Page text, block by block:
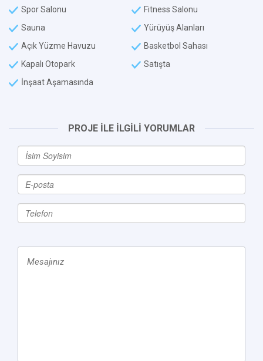
Spor Salonu
Fitness Salonu
Sauna
Yürüyüş Alanları
Açık Yüzme Havuzu
Basketbol Sahası
Kapalı Otopark
Satışta
İnşaat Aşamasında
PROJE İLE İLGİLİ YORUMLAR